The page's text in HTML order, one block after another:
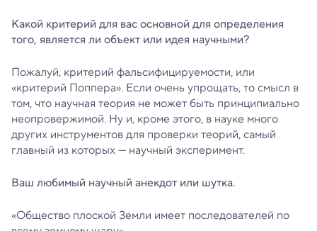
Какой критерий для вас основной для определения
того, является ли объект или идея научными?
Пожалуй, критерий фальсифицируемости, или
«критерий Поппера». Если очень упрощать, то смысл в
том, что научная теория не может быть принципиально
неопровержимой. Ну и, кроме этого, в науке много
других инструментов для проверки теорий, самый
главный из которых — научный эксперимент.
Ваш любимый научный анекдот или шутка.
«Общество плоской Земли имеет последователей по